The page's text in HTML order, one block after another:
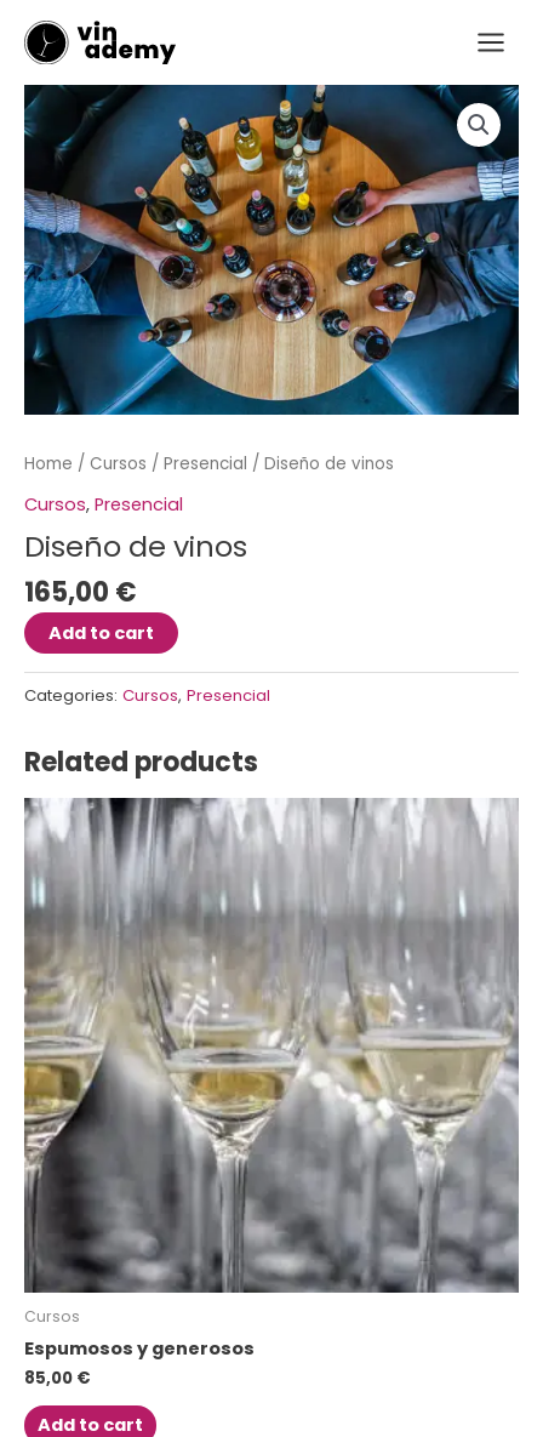
contenido
Home / Cursos / Presencial / Diseño de vinos
Cursos, Presencial
Diseño de vinos
165,00 €
Diseño
de
vinos
quantity
Add to cart
Categories: Cursos, Presencial
Related products
Cursos
Espumosos y generosos
85,00 €
Add to cart